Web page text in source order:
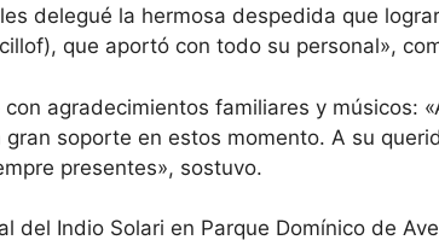
delegué la hermosa despedida que
que aportó con todo su personal»,
con agradecimientos familiares y músicos:
gran soporte en estos momento. A su
presentes», sostuvo.